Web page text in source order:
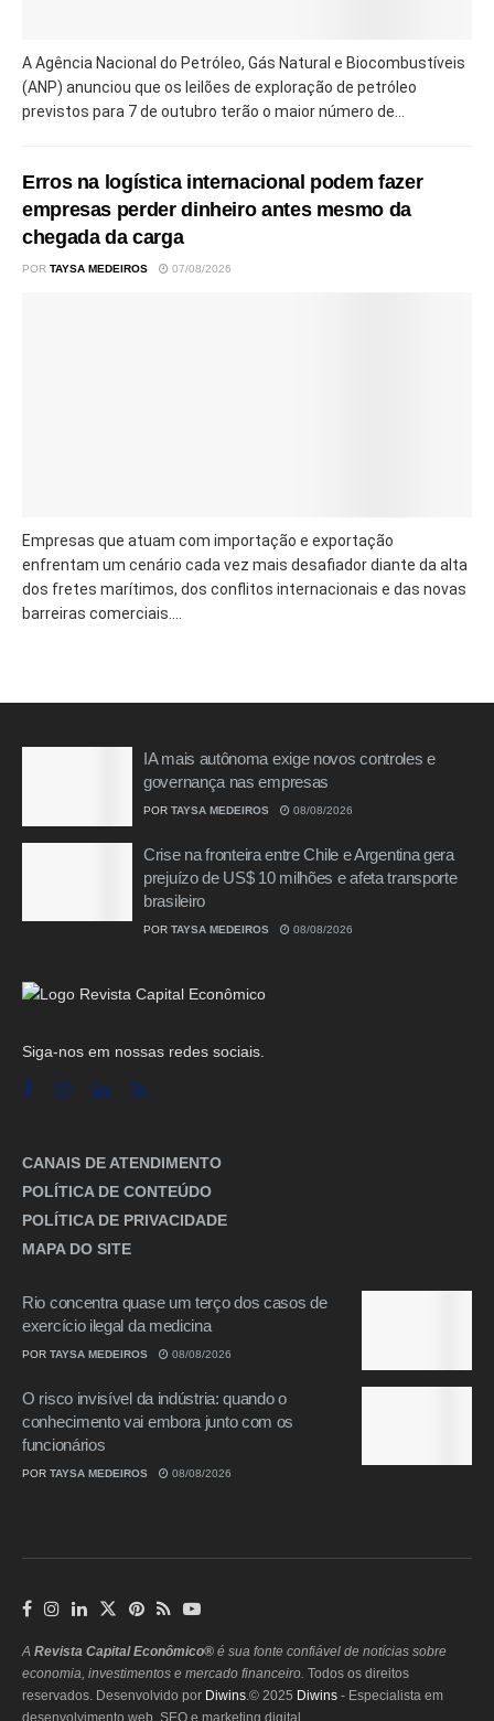
A Agência Nacional do Petróleo, Gás Natural e Biocombustíveis
(ANP) anunciou que os leilões de exploração de petróleo
previstos para 7 de outubro terão o maior número de...
Erros na logística internacional podem fazer
empresas perder dinheiro antes mesmo da
chegada da carga
POR TAYSA MEDEIROS 07/08/2026
Empresas que atuam com importação e exportação
enfrentam um cenário cada vez mais desafiador diante da alta
dos fretes marítimos, dos conflitos internacionais e das novas
barreiras comerciais....
IA mais autônoma exige novos controles e
governança nas empresas
POR TAYSA MEDEIROS 08/08/2026
Crise na fronteira entre Chile e Argentina gera
prejuízo de US$ 10 milhões e afeta transporte
brasileiro
POR TAYSA MEDEIROS 08/08/2026
Siga-nos em nossas redes sociais.
CANAIS DE ATENDIMENTO
POLÍTICA DE CONTEÚDO
POLÍTICA DE PRIVACIDADE
MAPA DO SITE
Rio concentra quase um terço dos casos de
exercício ilegal da medicina
POR TAYSA MEDEIROS 08/08/2026
O risco invisível da indústria: quando o
conhecimento vai embora junto com os
funcionários
POR TAYSA MEDEIROS 08/08/2026
A Revista Capital Econômico® é sua fonte confiável de notícias sobre
economia, investimentos e mercado financeiro. Todos os direitos
reservados. Desenvolvido por Diwins.© 2025 Diwins - Especialista em
desenvolvimento web, SEO e marketing digital.